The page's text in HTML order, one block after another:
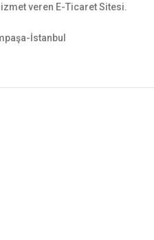
yavuz, baretta cz-75, glock, sig
ebatlı tabancalara uygundur.
veren E-Ticaret Sitesi.
İstanbul